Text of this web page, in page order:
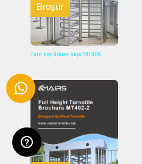
Tam boy döner kapı MT406
Broşür